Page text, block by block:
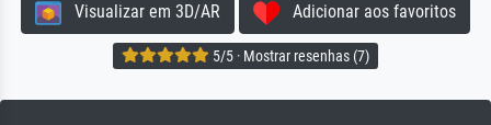
Visualizar em 3D/AR Adicionar aos favoritos
5/5 · Mostrar resenhas (7)